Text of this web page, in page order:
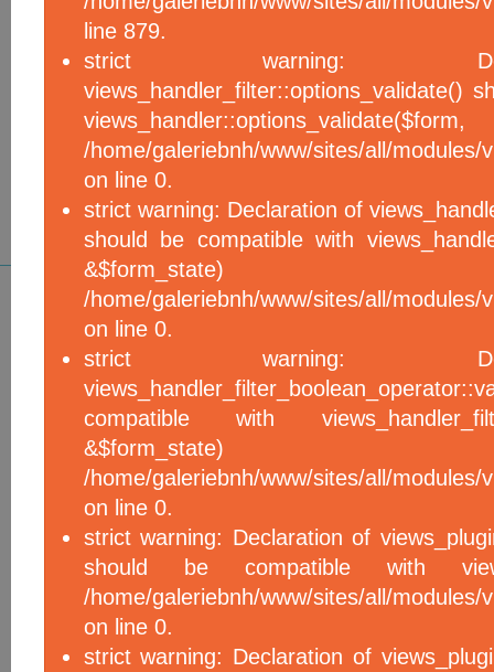
line 879.
strict warning:
views_handler_filter::options_validate()
/home/galeriebnh/www/sites/all/modules/
on line 0.
strict warning: Declaration of
should be compatible with
/home/galeriebnh/www/sites/all/modules/
on line 0.
strict warning:
compatible with
/home/galeriebnh/www/sites/all/
on line 0.
strict warning: Declaration of
should be compatible with
/home/galeriebnh/www/sites/all/modules/
on line 0.
strict warning: Declaration of